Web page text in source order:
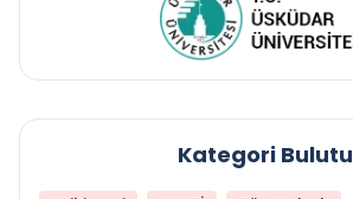
Kategori Bulutu